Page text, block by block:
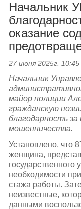
Начальник
оказание
27 июня 2025г. 10:45
Начальник
майор полиции
гражданскую
благодарность
мошенничества.
Установлено, что
женщина,
необходимости
стажа работы.
неизвестные,
данными